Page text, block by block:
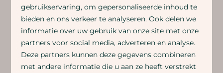
gebruikservaring, om gepersonaliseerde inhoud te
bieden en ons verkeer te analyseren. Ook delen we
informatie over uw gebruik van onze site met onze
partners voor social media, adverteren en analyse.
Deze partners kunnen deze gegevens combineren
met andere informatie die u aan ze heeft verstrekt